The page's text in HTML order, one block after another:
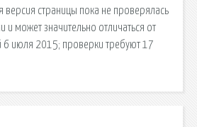
версия страницы пока не проверялась
и может значительно отличаться от
6 июля 2015; проверки требуют 17